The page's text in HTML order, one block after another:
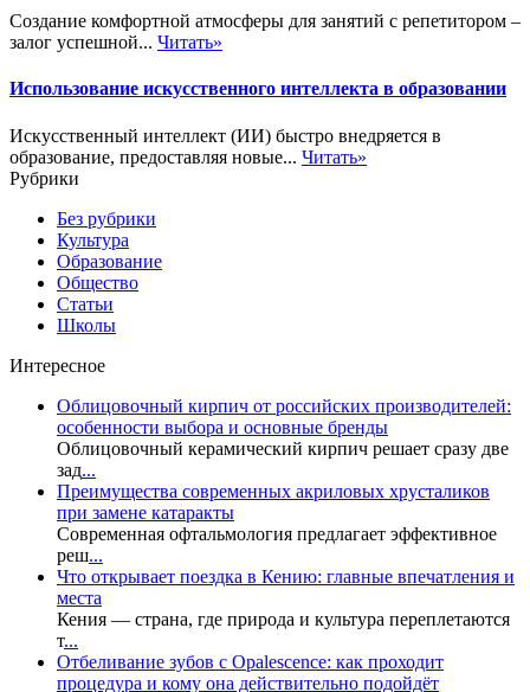
Создание комфортной атмосферы для занятий с репетитором –
залог успешной... Читать»
Использование искусственного интеллекта в образовании
Искусственный интеллект (ИИ) быстро внедряется в
образование, предоставляя новые... Читать»
Рубрики
Без рубрики
Культура
Образование
Общество
Статьи
Школы
Интересное
Облицовочный кирпич от российских производителей:
особенности выбора и основные бренды
Облицовочный керамический кирпич решает сразу две
зад...
Преимущества современных акриловых хрусталиков
при замене катаракты
Современная офтальмология предлагает эффективное
реш...
Что открывает поездка в Кению: главные впечатления и
места
Кения — страна, где природа и культура переплетаются
т...
Отбеливание зубов с Opalescence: как проходит
процедура и кому она действительно подойдёт